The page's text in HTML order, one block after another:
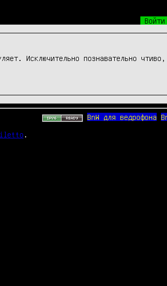
Войти
Исключительно познавательно
BnW для ведрофона